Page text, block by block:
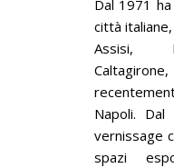
Dal 1971
città
Assisi,
Napoli.
vernissage
spazi